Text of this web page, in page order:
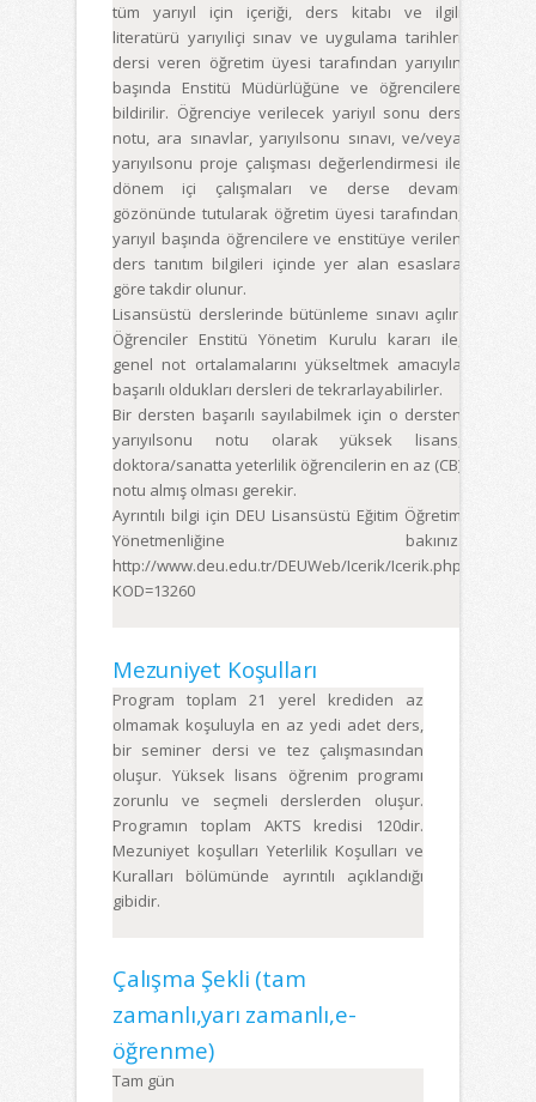
tüm yarıyıl için içeriği, ders kitabı ve ilgili
literatürü yarıyıliçi sınav ve uygulama tarihleri
dersi veren öğretim üyesi tarafından yarıyılın
başında Enstitü Müdürlüğüne ve öğrencilere
bildirilir. Öğrenciye verilecek yariyıl sonu ders
notu, ara sınavlar, yarıyılsonu sınavı, ve/veya
yarıyılsonu proje çalışması değerlendirmesi ile
dönem içi çalışmaları ve derse devamı
gözönünde tutularak öğretim üyesi tarafından,
yarıyıl başında öğrencilere ve enstitüye verilen
ders tanıtım bilgileri içinde yer alan esaslara
göre takdir olunur.
Lisansüstü derslerinde bütünleme sınavı açılır.
Öğrenciler Enstitü Yönetim Kurulu kararı ile,
genel not ortalamalarını yükseltmek amacıyla
başarılı oldukları dersleri de tekrarlayabilirler.
Bir dersten başarılı sayılabilmek için o dersten
yarıyılsonu notu olarak yüksek lisans,
doktora/sanatta yeterlilik öğrencilerin en az (CB)
notu almış olması gerekir.
Ayrıntılı bilgi için DEU Lisansüstü Eğitim Öğretim
Yönetmenliğine bakınız.
http://www.deu.edu.tr/DEUWeb/Icerik/Icerik.php
KOD=13260
Mezuniyet Koşulları
Program toplam 21 yerel krediden az
olmamak koşuluyla en az yedi adet ders,
bir seminer dersi ve tez çalışmasından
oluşur. Yüksek lisans öğrenim programı
zorunlu ve seçmeli derslerden oluşur.
Programın toplam AKTS kredisi 120dir.
Mezuniyet koşulları Yeterlilik Koşulları ve
Kuralları bölümünde ayrıntılı açıklandığı
gibidir.
Çalışma Şekli (tam
zamanlı,yarı zamanlı,e-
öğrenme)
Tam gün